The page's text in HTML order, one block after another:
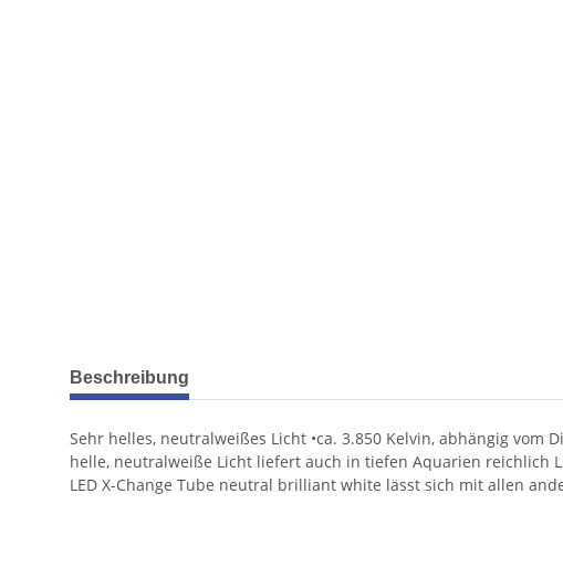
weitere Registerkarten anzeigen
Beschreibung
Sehr helles, neutralweißes Licht •ca. 3.850 Kelvin, abhängig vom
helle, neutralweiße Licht liefert auch in tiefen Aquarien reichlich
LED X-Change Tube neutral brilliant white lässt sich mit allen